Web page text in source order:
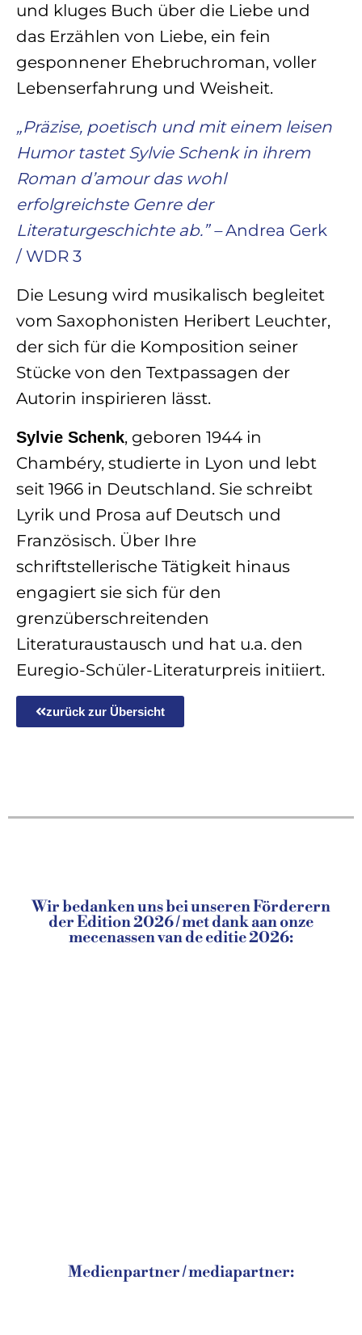
und kluges Buch über die Liebe und
das Erzählen von Liebe, ein fein
gesponnener Ehebruchroman, voller
Lebenserfahrung und Weisheit.
„Präzise, poetisch und mit einem leisen
Humor tastet Sylvie Schenk in ihrem
Roman d’amour das wohl
erfolgreichste Genre der
Literaturgeschichte ab.” –Andrea Gerk
/ WDR 3
Die Lesung wird musikalisch begleitet
vom Saxophonisten Heribert Leuchter,
der sich für die Komposition seiner
Stücke von den Textpassagen der
Autorin inspirieren lässt.
Sylvie Schenk, geboren 1944 in
Chambéry, studierte in Lyon und lebt
seit 1966 in Deutschland. Sie schreibt
Lyrik und Prosa auf Deutsch und
Französisch. Über Ihre
schriftstellerische Tätigkeit hinaus
engagiert sie sich für den
grenzüberschreitenden
Literaturaustausch und hat u.a. den
Euregio-Schüler-Literaturpreis initiiert.
zurück zur Übersicht
Wir bedanken uns bei unseren Förderern
der Edition 2026 / met dank aan onze
mecenassen van de editie 2026:
Medienpartner / mediapartner: